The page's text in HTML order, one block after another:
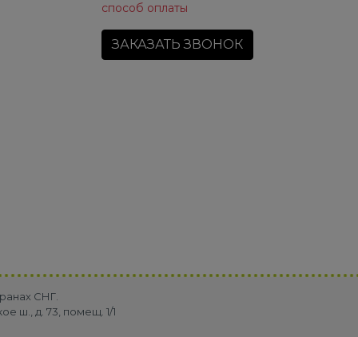
способ оплаты
ЗАКАЗАТЬ ЗВОНОК
СНГ.
ш., д. 73, помещ. 1/1